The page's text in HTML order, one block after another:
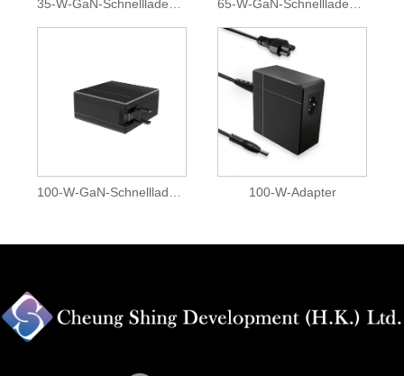
100-W-GaN-Schnellladegerät 100-W-Adapter